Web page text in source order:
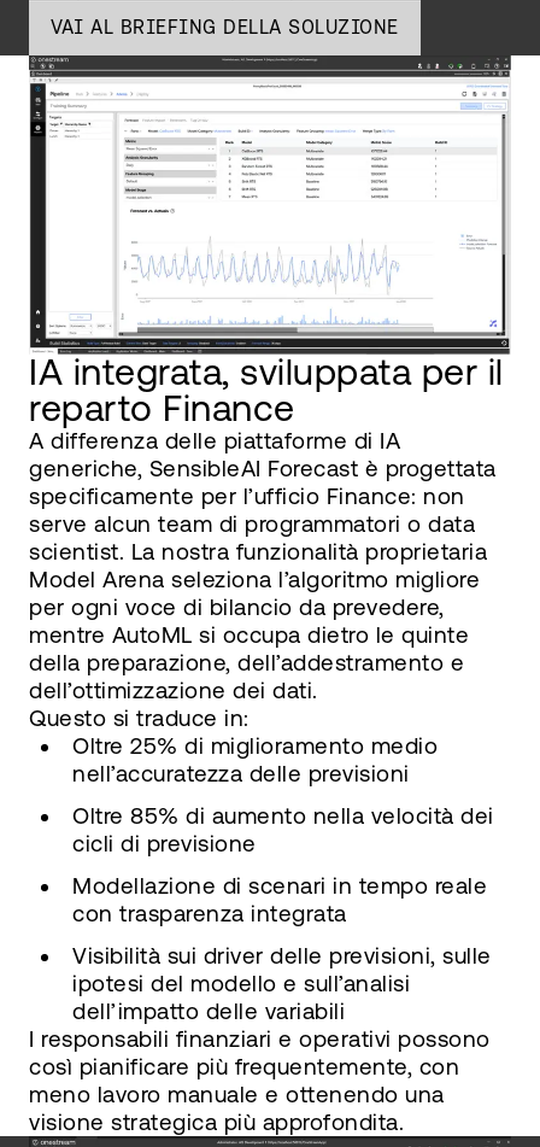
VAI AL BRIEFING DELLA SOLUZIONE
IA integrata, sviluppata per il
reparto Finance
A differenza delle piattaforme di IA
generiche, SensibleAI Forecast è progettata
specificamente per l’ufficio Finance: non
serve alcun team di programmatori o data
scientist. La nostra funzionalità proprietaria
Model Arena seleziona l’algoritmo migliore
per ogni voce di bilancio da prevedere,
mentre AutoML si occupa dietro le quinte
della preparazione, dell’addestramento e
dell’ottimizzazione dei dati.
Questo si traduce in:
Oltre 25% di miglioramento medio
nell’accuratezza delle previsioni
Oltre 85% di aumento nella velocità dei
cicli di previsione
Modellazione di scenari in tempo reale
con trasparenza integrata
Visibilità sui driver delle previsioni, sulle
ipotesi del modello e sull’analisi
dell’impatto delle variabili
I responsabili finanziari e operativi possono
così pianificare più frequentemente, con
meno lavoro manuale e ottenendo una
visione strategica più approfondita.